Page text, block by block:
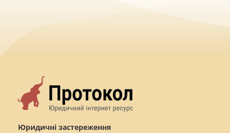
Юридичні застереження